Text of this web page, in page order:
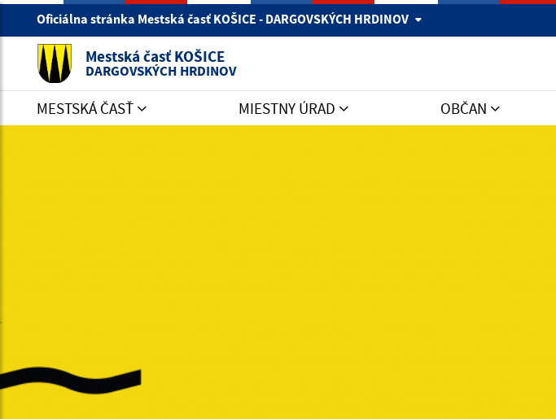
Oficiálna stránka Mestská časť KOŠICE - DARGOVSKÝCH HRDINOV
Mestská časť KOŠICE
DARGOVSKÝCH HRDINOV
MESTSKÁ ČASŤ MIESTNY ÚRAD OBČAN